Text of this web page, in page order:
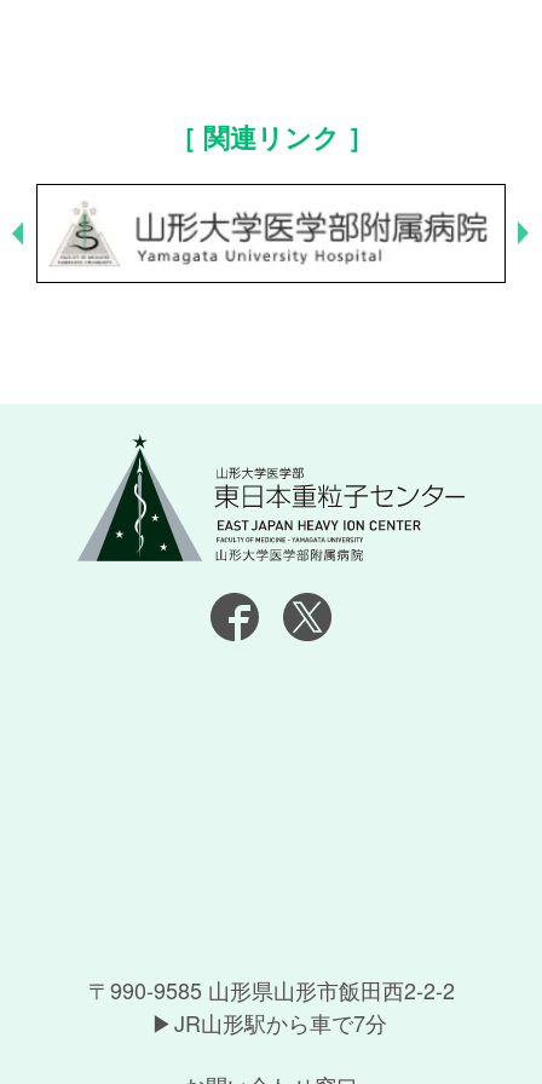
［ 関連リンク ］
〒990-9585 山形県山形市飯田西2-2-2
JR山形駅から車で7分